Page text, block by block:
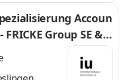
Accoun
Group SE & C